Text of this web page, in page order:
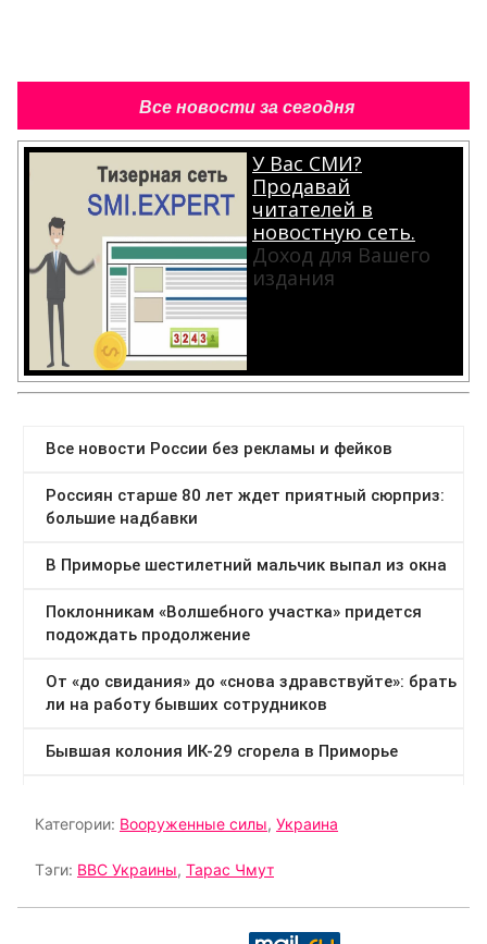
Все новости за сегодня
У Вас СМИ?
Продавай
читателей в
новостную сеть.
Доход для Вашего
издания
Категории: Вооруженные силы, Украина
Тэги: ВВС Украины, Тарас Чмут